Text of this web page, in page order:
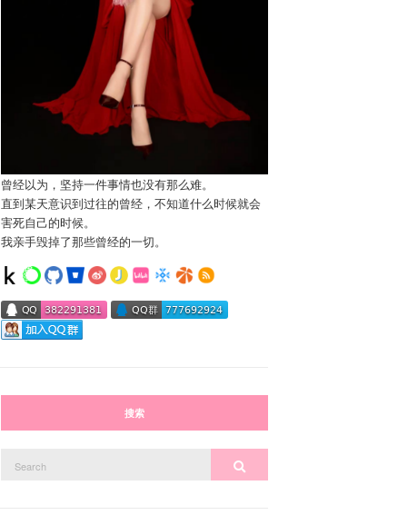
曾经以为，坚持一件事情也没有那么难。
直到某天意识到过往的曾经，不知道什么时候就会
害死自己的时候。
我亲手毁掉了那些曾经的一切。
搜索